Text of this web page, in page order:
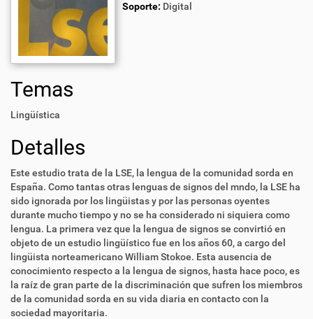
Soporte: Digital
Temas
Lingüística
Detalles
Este estudio trata de la LSE, la lengua de la comunidad sorda en
España. Como tantas otras lenguas de signos del mndo, la LSE ha
sido ignorada por los lingüistas y por las personas oyentes
durante mucho tiempo y no se ha considerado ni siquiera como
lengua. La primera vez que la lengua de signos se convirtió en
objeto de un estudio lingüístico fue en los años 60, a cargo del
lingüista norteamericano William Stokoe. Esta ausencia de
conocimiento respecto a la lengua de signos, hasta hace poco, es
la raíz de gran parte de la discriminación que sufren los miembros
de la comunidad sorda en su vida diaria en contacto con la
sociedad mayoritaria.